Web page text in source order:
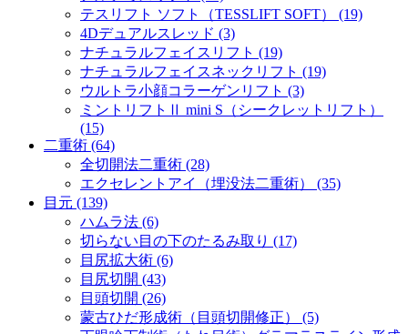
テスリフト ソフト（TESSLIFT SOFT） (19)
4Dデュアルスレッド (3)
ナチュラルフェイスリフト (19)
ナチュラルフェイスネックリフト (19)
ウルトラ小顔コラーゲンリフト (3)
ミントリフトⅡ mini S（シークレットリフト）
(15)
二重術 (64)
全切開法二重術 (28)
エクセレントアイ（埋没法二重術） (35)
目元 (139)
ハムラ法 (6)
切らない目の下のたるみ取り (17)
目尻拡大術 (6)
目尻切開 (43)
目頭切開 (26)
蒙古ひだ形成術（目頭切開修正） (5)